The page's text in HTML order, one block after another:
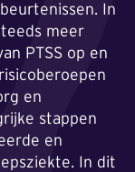
In
meer
PTSS op en
en
stappen
en
In dit